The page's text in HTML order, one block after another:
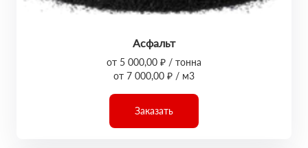
Асфальт
от 5 000,00 ₽ / тонна
от 7 000,00 ₽ / м3
Заказать